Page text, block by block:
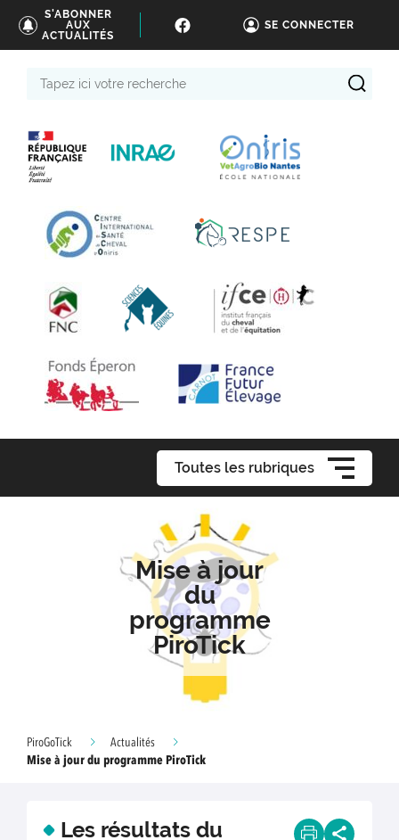
S'ABONNER
AUX
ACTUALITÉS
SE CONNECTER
Toutes les rubriques
Mise à jour
du
programme
PiroTick
PiroGoTick
Actualités
Mise à jour du programme PiroTick
Les résultats du